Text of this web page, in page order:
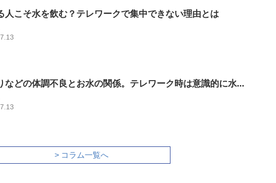
人こそ水を飲む？テレワークで集中できない理由とは
などの体調不良とお水の関係。テレワーク時は意識的に水...
> コラム一覧へ